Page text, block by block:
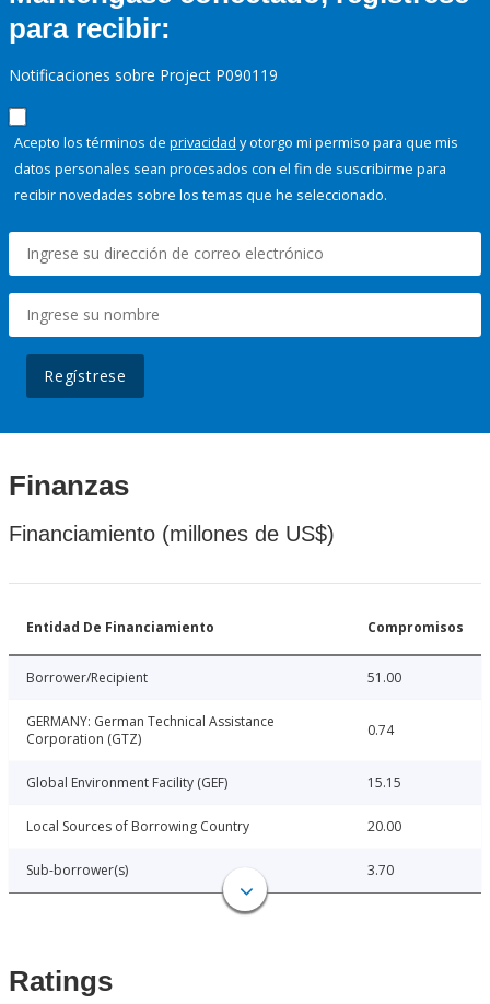
para recibir:
Notificaciones sobre Project P090119
Acepto los términos de privacidad y otorgo mi permiso para que mis
datos personales sean procesados con el fin de suscribirme para
recibir novedades sobre los temas que he seleccionado.
Regístrese
Finanzas
Financiamiento (millones de US$)
Entidad De Financiamiento Compromisos
Borrower/Recipient 51.00
GERMANY: German Technical Assistance
Corporation (GTZ)
0.74
Global Environment Facility (GEF) 15.15
Local Sources of Borrowing Country 20.00
Sub-borrower(s) 3.70
Ratings